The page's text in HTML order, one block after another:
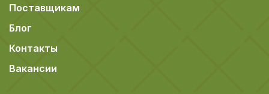
Поставщикам
Блог
Контакты
Вакансии